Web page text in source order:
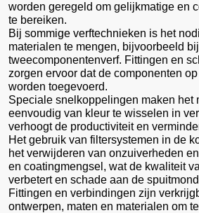
worden geregeld om gelijkmatige en
te bereiken.
Bij sommige verftechnieken is het
materialen te mengen, bijvoorbeeld bij
tweecomponentenverf. Fittingen en
zorgen ervoor dat de componenten
worden toegevoerd.
Speciale snelkoppelingen maken het
eenvoudig van kleur te wisselen in
verhoogt de productiviteit en
Het gebruik van filtersystemen in de
het verwijderen van onzuiverheden
en coatingmengsel, wat de kwaliteit
verbetert en schade aan de
Fittingen en verbindingen zijn
ontwerpen, maten en materialen om